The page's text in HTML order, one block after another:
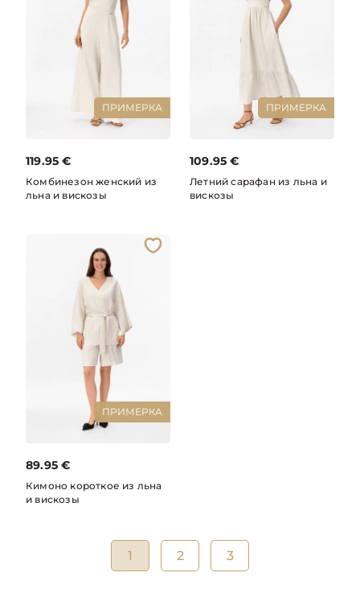
ПРИМЕРКА
119.95 €
Комбинезон женский из
льна и вискозы
ПРИМЕРКА
109.95 €
Летний сарафан из льна и
вискозы
ПРИМЕРКА
89.95 €
Кимоно короткое из льна
и вискозы
1 2 3